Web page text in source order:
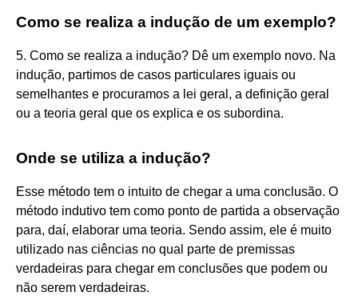
Como se realiza a indução de um exemplo?
5. Como se realiza a indução? Dê um exemplo novo. Na
indução, partimos de casos particulares iguais ou
semelhantes e procuramos a lei geral, a definição geral
ou a teoria geral que os explica e os subordina.
Onde se utiliza a indução?
Esse método tem o intuito de chegar a uma conclusão. O
método indutivo tem como ponto de partida a observação
para, daí, elaborar uma teoria. Sendo assim, ele é muito
utilizado nas ciências no qual parte de premissas
verdadeiras para chegar em conclusões que podem ou
não serem verdadeiras.